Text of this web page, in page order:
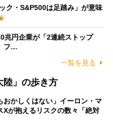
ク・S&P500は足踏み」が意味
兆円企業が「2連続ストップ
フ…
一覧を見る
陸」の歩き方
おかしくはない」イーロン・マ
Xが抱えるリスクの数々「絶対